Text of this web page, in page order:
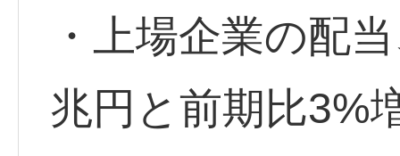
・上場企業の配
兆円と前期比3%